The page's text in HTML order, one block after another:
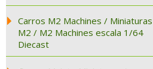
Carros M2 Machines / Miniaturas
M2 / M2 Machines escala 1/64
Diecast